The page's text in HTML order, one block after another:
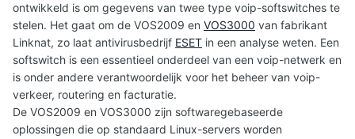
ontwikkeld is om gegevens van twee type voip-softswitches te
stelen. Het gaat om de VOS2009 en VOS3000 van fabrikant
Linknat, zo laat antivirusbedrijf ESET in een analyse weten. Een
softswitch is een essentieel onderdeel van een voip-netwerk en
is onder andere verantwoordelijk voor het beheer van voip-
verkeer, routering en facturatie.
De VOS2009 en VOS3000 zijn softwaregebaseerde
oplossingen die op standaard Linux-servers worden